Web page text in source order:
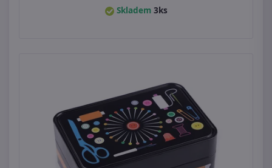
Skladem 3ks